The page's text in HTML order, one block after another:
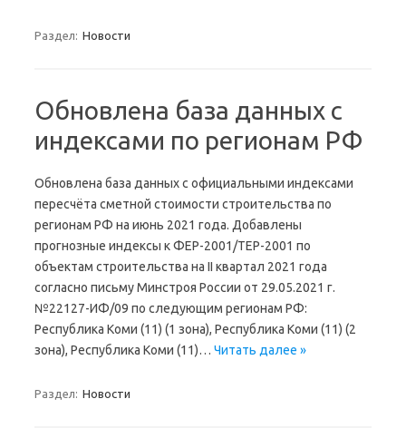
Раздел: Новости
Обновлена база данных с
индексами по регионам РФ
Обновлена база данных с официальными индексами
пересчёта сметной стоимости строительства по
регионам РФ на июнь 2021 года. Добавлены
прогнозные индексы к ФЕР-2001/ТЕР-2001 по
объектам строительства на II квартал 2021 года
согласно письму Минстроя России от 29.05.2021 г.
№22127-ИФ/09 по следующим регионам РФ:
Республика Коми (11) (1 зона), Республика Коми (11) (2
зона), Республика Коми (11)… Читать далее »
Раздел: Новости